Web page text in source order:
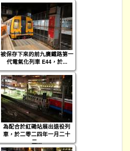
被保存下來的前九廣鐵路第一
代電氣化列車 E44，於...
為配合於紅磡站展出退役列
車，於二零二四年一月二十
二...